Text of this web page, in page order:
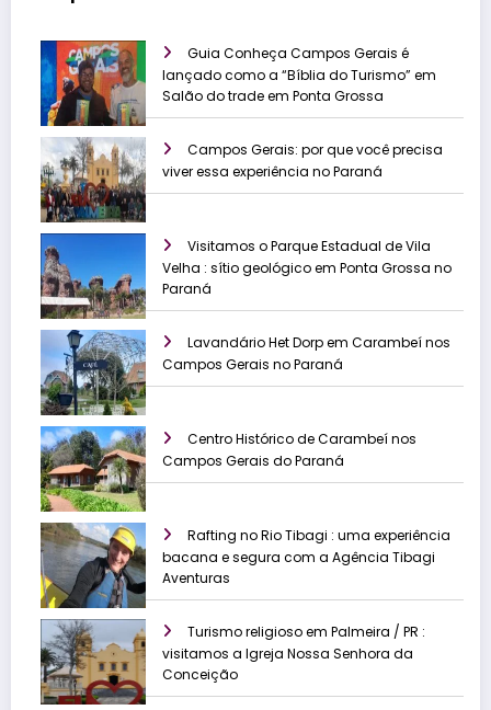
Guia Conheça Campos Gerais é
lançado como a “Bíblia do Turismo” em
Salão do trade em Ponta Grossa
Campos Gerais: por que você precisa
viver essa experiência no Paraná
Visitamos o Parque Estadual de Vila
Velha : sítio geológico em Ponta Grossa no
Paraná
Lavandário Het Dorp em Carambeí nos
Campos Gerais no Paraná
Centro Histórico de Carambeí nos
Campos Gerais do Paraná
Rafting no Rio Tibagi : uma experiência
bacana e segura com a Agência Tibagi
Aventuras
Turismo religioso em Palmeira / PR :
visitamos a Igreja Nossa Senhora da
Conceição